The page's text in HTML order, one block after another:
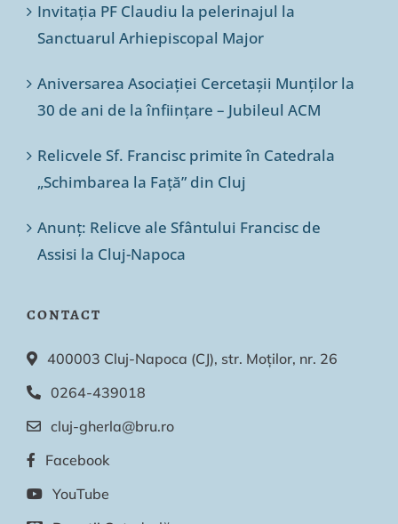
Invitația PF Claudiu la pelerinajul la
Sanctuarul Arhiepiscopal Major
Aniversarea Asociației Cercetașii Munților la
30 de ani de la înființare – Jubileul ACM
Relicvele Sf. Francisc primite în Catedrala
„Schimbarea la Față” din Cluj
Anunț: Relicve ale Sfântului Francisc de
Assisi la Cluj-Napoca
CONTACT
400003 Cluj-Napoca (CJ), str. Moților, nr. 26
0264-439018
cluj-gherla@bru.ro
Facebook
YouTube